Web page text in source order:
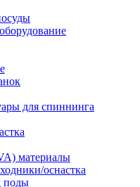
для спиннинга
материалы
оснастка
поды